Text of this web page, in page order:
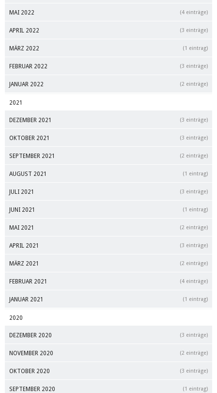
MAI 2022 (4 einträge)
APRIL 2022 (3 einträge)
MÄRZ 2022 (1 eintrag)
FEBRUAR 2022 (3 einträge)
JANUAR 2022 (2 einträge)
2021
DEZEMBER 2021 (3 einträge)
OKTOBER 2021 (3 einträge)
SEPTEMBER 2021 (2 einträge)
AUGUST 2021 (1 eintrag)
JULI 2021 (3 einträge)
JUNI 2021 (1 eintrag)
MAI 2021 (2 einträge)
APRIL 2021 (3 einträge)
MÄRZ 2021 (2 einträge)
FEBRUAR 2021 (4 einträge)
JANUAR 2021 (1 eintrag)
2020
DEZEMBER 2020 (3 einträge)
NOVEMBER 2020 (2 einträge)
OKTOBER 2020 (3 einträge)
SEPTEMBER 2020 (1 eintrag)